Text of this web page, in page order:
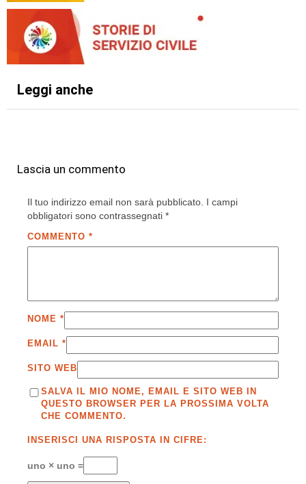
Leggi anche
Lascia un commento
Il tuo indirizzo email non sarà pubblicato. I campi
obbligatori sono contrassegnati *
COMMENTO *
NOME *
EMAIL *
SITO WEB
SALVA IL MIO NOME, EMAIL E SITO WEB IN
QUESTO BROWSER PER LA PROSSIMA VOLTA
CHE COMMENTO.
INSERISCI UNA RISPOSTA IN CIFRE:
uno × uno =